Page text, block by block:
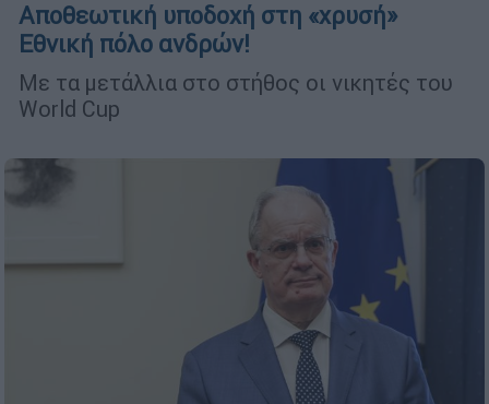
Αποθεωτική υποδοχή στη «χρυσή»
Εθνική πόλο ανδρών!
Με τα μετάλλια στο στήθος οι νικητές του
World Cup